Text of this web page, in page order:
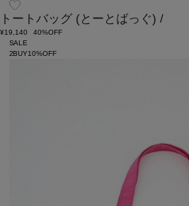
トートバッグ (とーとばっぐ) /
¥19,140
40%OFF
SALE
2BUY10%OFF